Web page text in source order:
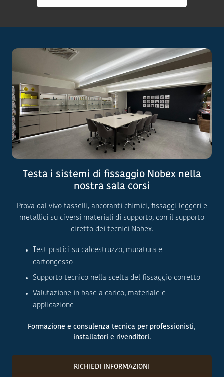
Testa i sistemi di fissaggio Nobex nella
nostra sala corsi
Prova dal vivo tasselli, ancoranti chimici, fissaggi leggeri e
metallici su diversi materiali di supporto, con il supporto
diretto dei tecnici Nobex.
Test pratici su calcestruzzo, muratura e
cartongesso
Supporto tecnico nella scelta del fissaggio corretto
Valutazione in base a carico, materiale e
applicazione
Formazione e consulenza tecnica per professionisti,
installatori e rivenditori.
RICHIEDI INFORMAZIONI